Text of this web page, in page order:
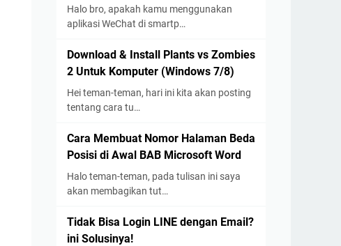
Halo bro, apakah kamu menggunakan
aplikasi WeChat di smartp…
Download & Install Plants vs Zombies
2 Untuk Komputer (Windows 7/8)
Hei teman-teman, hari ini kita akan posting
tentang cara tu…
Cara Membuat Nomor Halaman Beda
Posisi di Awal BAB Microsoft Word
Halo teman-teman, pada tulisan ini saya
akan membagikan tut…
Tidak Bisa Login LINE dengan Email?
ini Solusinya!